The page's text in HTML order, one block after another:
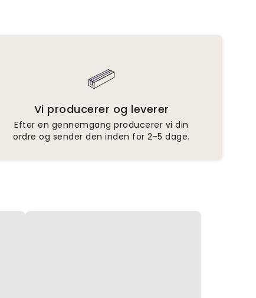
Vi producerer og leverer
Efter en gennemgang producerer vi din
ordre og sender den inden for 2-5 dage.